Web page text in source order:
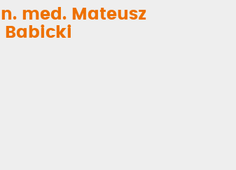
med. Mateusz
Babicki